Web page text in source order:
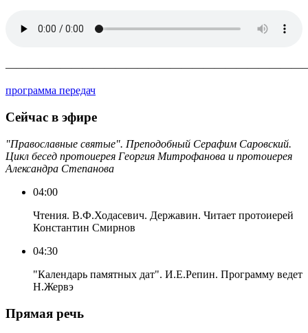
программа передач
Сейчас в эфире
"Православные святые". Преподобный Серафим Саровский.
Цикл бесед протоиерея Георгия Митрофанова и протоиерея
Александра Степанова
04:00
Чтения. В.Ф.Ходасевич. Державин. Читает протоиерей
Константин Смирнов
04:30
"Календарь памятных дат". И.Е.Репин. Программу ведет
Н.Жервэ
Прямая речь